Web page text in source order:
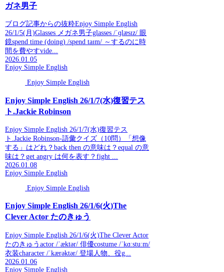
ガネ男子
ブログ記事からの抜粋Enjoy Simple English
26/1/5(月)Glasses メガネ男子glasses /ˈɡlæsɪz/ 眼
鏡spend time (doing) /spend taɪm/ ～するのに時
間を費やすvide...
2026.01.05
Enjoy Simple English
Enjoy Simple English
Enjoy Simple English 26/1/7(水)復習テス
ト.Jackie Robinson
Enjoy Simple English 26/1/7(水)復習テス
ト.Jackie Robinson-語彙クイズ（10問）「想像
する」はどれ？back then の意味は？equal の意
味は？get angry は何を表す？fight ...
2026.01.08
Enjoy Simple English
Enjoy Simple English
Enjoy Simple English 26/1/6(火)The
Clever Actor たのきゅう
Enjoy Simple English 26/1/6(火)The Clever Actor
たのきゅうactor /ˈæktər/ 俳優costume /ˈkɑːstuːm/
衣装character /ˈkærəktər/ 登場人物、役g...
2026.01.06
Enjoy Simple English